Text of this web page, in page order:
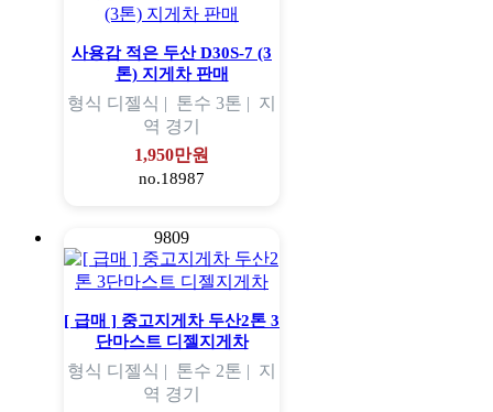
사용감 적은 두산 D30S-7 (3
톤) 지게차 판매
형식 디젤식 | 톤수 3톤 | 지
역 경기
1,950만원
no.18987
9809
[ 급매 ] 중고지게차 두산2톤 3
단마스트 디젤지게차
형식 디젤식 | 톤수 2톤 | 지
역 경기